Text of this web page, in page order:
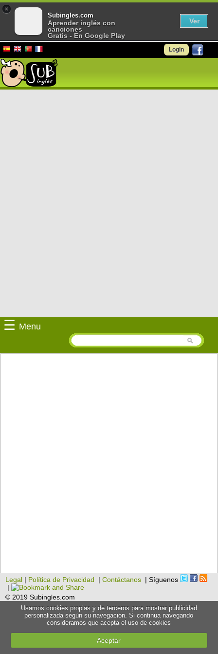
Login
☰ Menu
Legal | Política de Privacidad |Contáctanos | Síguenos
|
© 2019 Subingles.com
Usamos cookies propias y de terceros para mostrar publicidad
personalizada según su navegación. Si continua navegando
consideramos que acepta el uso de cookies
Aceptar
×
Subingles.com
Aprender inglés con
canciones
Gratis - En Google Play
Ver